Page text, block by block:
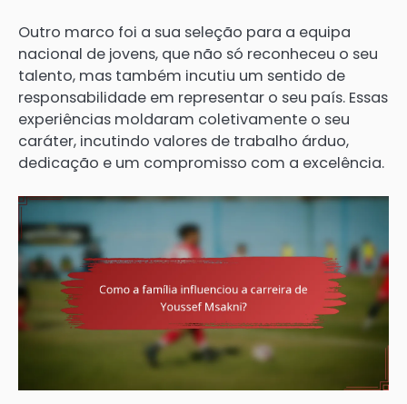
Outro marco foi a sua seleção para a equipa
nacional de jovens, que não só reconheceu o seu
talento, mas também incutiu um sentido de
responsabilidade em representar o seu país. Essas
experiências moldaram coletivamente o seu
caráter, incutindo valores de trabalho árduo,
dedicação e um compromisso com a excelência.